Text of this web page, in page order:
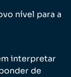
nível para a
interpretar
de